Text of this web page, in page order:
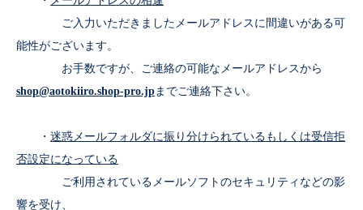
ご入力いただきましたメールアドレスに間違いがある可
能性がございます。
お手数ですが、ご連絡の可能なメールアドレスから
shop@aotokiiro.shop-pro.jpまでご連絡下さい。
・ 迷惑メールフォルダに振り分けられているもしくは受信拒
否設定になっている
ご利用されているメールソフトのセキュリティなどの影
響を受け、